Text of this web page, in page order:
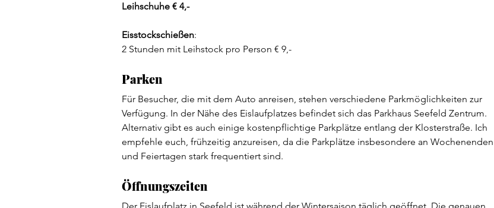
Leihschuhe € 4,-
Eisstockschießen:
2 Stunden mit Leihstock pro Person € 9,-
Parken
Für Besucher, die mit dem Auto anreisen, stehen verschiedene Parkmöglichkeiten zur
Verfügung. In der Nähe des Eislaufplatzes befindet sich das Parkhaus Seefeld Zentrum.
Alternativ gibt es auch einige kostenpflichtige Parkplätze entlang der Klosterstraße. Ich
empfehle euch, frühzeitig anzureisen, da die Parkplätze insbesondere an Wochenenden
und Feiertagen stark frequentiert sind.
Öffnungszeiten